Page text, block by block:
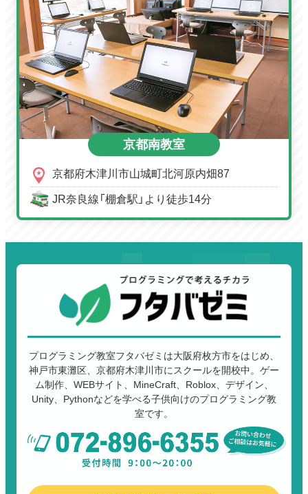
京都南教室
京都府木津川市山城町北河原内畑87
JR奈良線「棚倉駅」より徒歩14分
プログラミング教室フタバゼミは大阪府枚方市をはじめ、
神戸市東灘区、京都府木津川市にスクールを開校中。ゲー
ム制作、WEBサイト、MineCraft、Roblox、デザイン、
Unity、Pythonなどを学べる子供向けのプログラミング教
室です。